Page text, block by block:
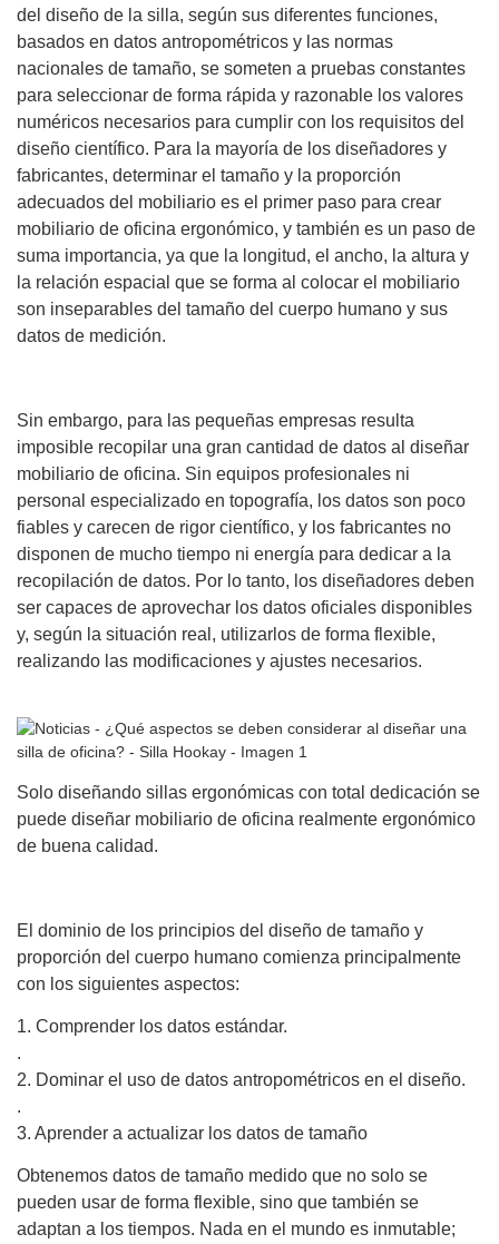
del diseño de la silla, según sus diferentes funciones,
basados ​​en datos antropométricos y las normas
nacionales de tamaño, se someten a pruebas constantes
para seleccionar de forma rápida y razonable los valores
numéricos necesarios para cumplir con los requisitos del
diseño científico. Para la mayoría de los diseñadores y
fabricantes, determinar el tamaño y la proporción
adecuados del mobiliario es el primer paso para crear
mobiliario de oficina ergonómico, y también es un paso de
suma importancia, ya que la longitud, el ancho, la altura y
la relación espacial que se forma al colocar el mobiliario
son inseparables del tamaño del cuerpo humano y sus
datos de medición.
Sin embargo, para las pequeñas empresas resulta
imposible recopilar una gran cantidad de datos al diseñar
mobiliario de oficina. Sin equipos profesionales ni
personal especializado en topografía, los datos son poco
fiables y carecen de rigor científico, y los fabricantes no
disponen de mucho tiempo ni energía para dedicar a la
recopilación de datos. Por lo tanto, los diseñadores deben
ser capaces de aprovechar los datos oficiales disponibles
y, según la situación real, utilizarlos de forma flexible,
realizando las modificaciones y ajustes necesarios.
Solo diseñando sillas ergonómicas con total dedicación se
puede diseñar mobiliario de oficina realmente ergonómico
de buena calidad.
El dominio de los principios del diseño de tamaño y
proporción del cuerpo humano comienza principalmente
con los siguientes aspectos:
1. Comprender los datos estándar.
.
2. Dominar el uso de datos antropométricos en el diseño.
.
3. Aprender a actualizar los datos de tamaño
Obtenemos datos de tamaño medido que no solo se
pueden usar de forma flexible, sino que también se
adaptan a los tiempos. Nada en el mundo es inmutable;